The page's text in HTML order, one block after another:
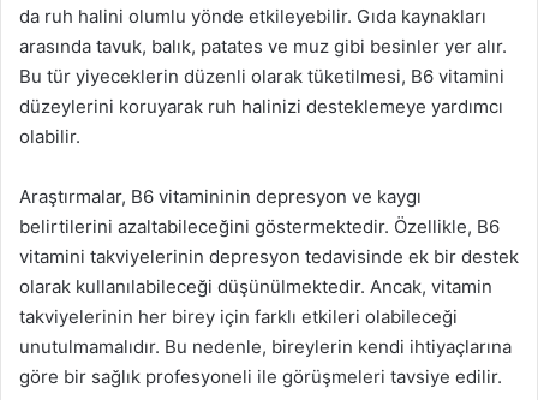
da ruh halini olumlu yönde etkileyebilir. Gıda kaynakları
arasında tavuk, balık, patates ve muz gibi besinler yer alır.
Bu tür yiyeceklerin düzenli olarak tüketilmesi, B6 vitamini
düzeylerini koruyarak ruh halinizi desteklemeye yardımcı
olabilir.
Araştırmalar, B6 vitamininin depresyon ve kaygı
belirtilerini azaltabileceğini göstermektedir. Özellikle, B6
vitamini takviyelerinin depresyon tedavisinde ek bir destek
olarak kullanılabileceği düşünülmektedir. Ancak, vitamin
takviyelerinin her birey için farklı etkileri olabileceği
unutulmamalıdır. Bu nedenle, bireylerin kendi ihtiyaçlarına
göre bir sağlık profesyoneli ile görüşmeleri tavsiye edilir.